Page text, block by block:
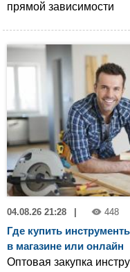
прямой зависимости
04.08.26 21:28 448
Где купить
в магазине или онлайн
Оптовая закупка